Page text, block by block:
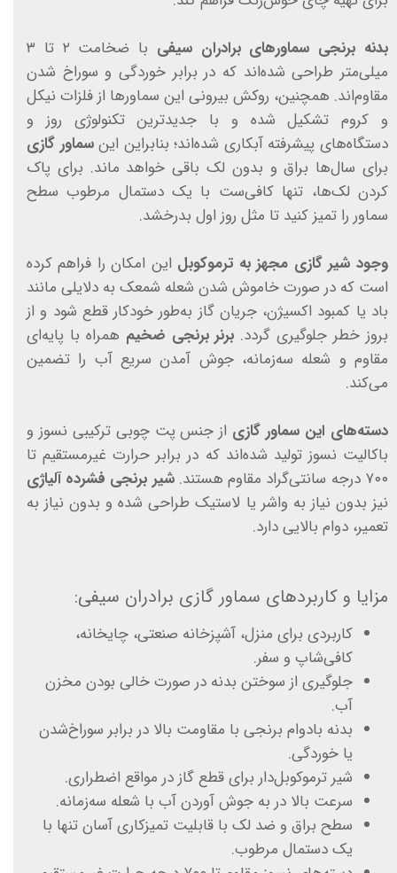
بدنه برنجی سماورهای برادران سیفی
با ضخامت ۲ تا ۳
میلی‌متر طراحی شده‌اند که در برابر خوردگی و سوراخ شدن
مقاوم‌اند. همچنین، روکش بیرونی این سماورها از فلزات نیکل
و کروم تشکیل شده و با جدیدترین تکنولوژی روز و
دستگاه‌های پیشرفته آبکاری شده‌اند؛ بنابراین اینسماور گازی
برای سال‌ها براق و بدون لک باقی خواهد ماند. برای پاک
کردن لک‌ها، تنها کافی‌ست با یک دستمال مرطوب سطح
سماور را تمیز کنید تا مثل روز اول بدرخشد.
وجود شیر گازی مجهز به ترموکوبل این امکان را فراهم کرده
است که در صورت خاموش شدن شعله شمعک به دلایلی مانند
باد یا کمبود اکسیژن، جریان گاز به‌طور خودکار قطع شود و از
بروز خطر جلوگیری گردد. برنر برنجی ضخیم همراه با پایه‌ای
مقاوم و شعله سه‌زمانه، جوش آمدن سریع آب را تضمین
می‌کند.
دسته‌های این سماور گازی از جنس پت چوبی ترکیبی نسوز و
باکالیت نسوز تولید شده‌اند که در برابر حرارت غیرمستقیم تا
۷۰۰ درجه سانتی‌گراد مقاوم هستند.
شیر برنجی فشرده آلیاژی
نیز بدون نیاز به واشر یا لاستیک طراحی شده و بدون نیاز به
تعمیر، دوام بالایی دارد.
مزایا و کاربردهای سماور گازی برادران سیفی:
کاربردی برای منزل، آشپزخانه صنعتی، چایخانه،
کافی‌شاپ و سفر.
جلوگیری از سوختن بدنه در صورت خالی بودن مخزن
آب.
بدنه بادوام برنجی با مقاومت بالا در برابر سوراخ‌شدن
یا خوردگی.
شیر ترموکوبل‌دار برای قطع گاز در مواقع اضطراری.
سرعت بالا در به جوش آوردن آب با شعله سه‌زمانه.
سطح براق و ضد لک با قابلیت تمیزکاری آسان تنها با
یک دستمال مرطوب.